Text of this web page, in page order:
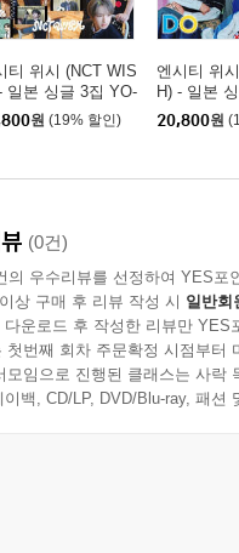
티 위시 (NCT WIS
일본 싱글 3집 YO-
/ BOY MEETS
[통상판 BOY ME
원 (19% 할인)
엔시티 위
H) - 일본
I-DON! /
GIRL [통상
20,800원
(0건)
의 우수리뷰를 선정하여 YES포
상 구매 후 리뷰 작성 시 일반회
다운로드 후 작성한 리뷰만 YES
첫번째 회차 주문확정 시점부터
모임으로 진행된 클래스는 사락
이백, CD/LP, DVD/Blu-ray, 패